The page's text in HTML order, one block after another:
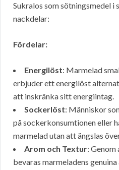
Sukralos som sötningsmedel i
nackdelar:
Fördelar:
Energilöst: Marmelad
erbjuder ett energilöst
att inskränka sitt energiintag.
Sockerlöst: Människor
på sockerkonsumtionen eller
marmelad utan att ängslas
Arom och Textur: Genom
bevaras marmeladens